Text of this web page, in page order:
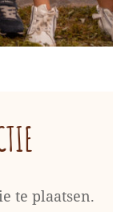
te plaatsen.